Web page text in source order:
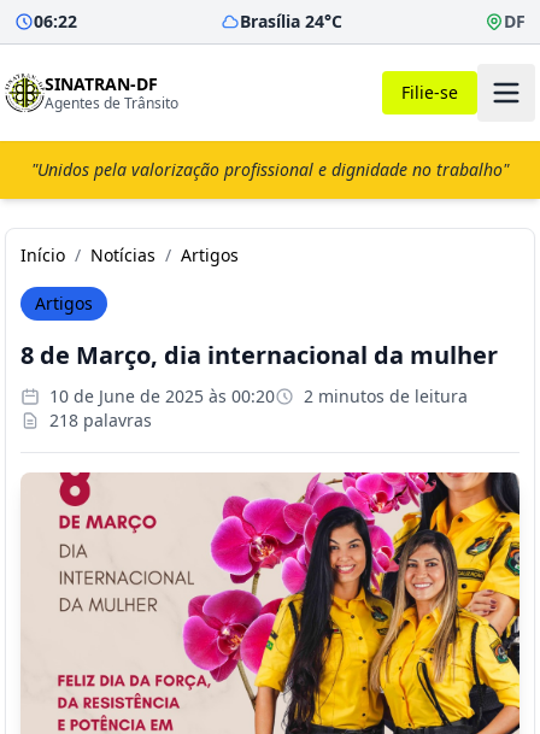
06:22 Brasília 24°C DF
SINATRAN-DF
Agentes de Trânsito Filie-se
"Unidos pela valorização profissional e dignidade no trabalho"
Início / Notícias / Artigos
Artigos
8 de Março, dia internacional da mulher
10 de June de 2025 às 00:20
2 minutos de leitura
218 palavras